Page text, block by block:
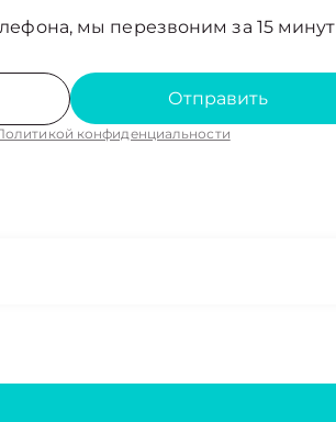
мы перезвоним за 15 минут
Отправить
конфиденциальности